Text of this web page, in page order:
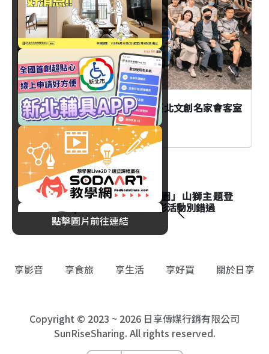
AI時代創作者如何不被取代？臺北文創名家會客室
談From AI to I
臺北
生活
台北市立動物園「夜間動物園」山獅主題登
場！Keeper's Talk資訊與精彩活動別錯過
點擊圖片前往連結
享影音 享食旅 享生活 享好買 關於日享
Copyright © 2023 ~ 2026 日享傳媒行銷有限公司
SunRiseSharing. All rights reserved.